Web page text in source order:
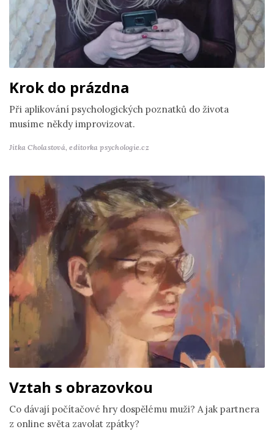
Krok do prázdna
Při aplikování psychologických poznatků do života
musíme někdy improvizovat.
Jitka Cholastová,editorka psychologie.cz
Vztah s obrazovkou
Co dávají počítačové hry dospělému muži? A jak partnera
z online světa zavolat zpátky?